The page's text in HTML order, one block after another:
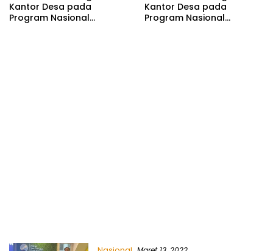
Kantor Desa pada
Program Nasional
Kantor Desa pada
Program Nasional